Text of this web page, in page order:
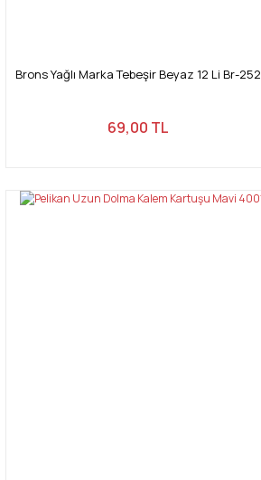
Gönder
Brons Yağlı Marka Tebeşir Beyaz 12 Li Br-252
69,00 TL